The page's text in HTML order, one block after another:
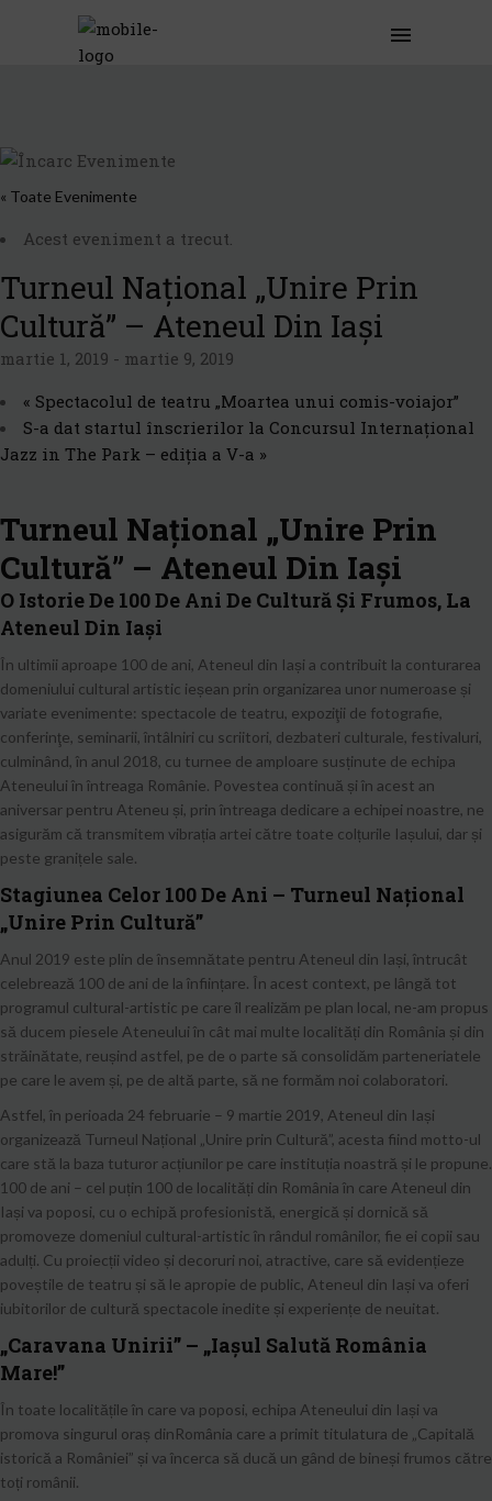
« Toate Evenimente
Acest eveniment a trecut.
Turneul Național „Unire Prin
Cultură” – Ateneul Din Iași
martie 1, 2019 - martie 9, 2019
« Spectacolul de teatru „Moartea unui comis-voiajor”
S-a dat startul înscrierilor la Concursul Internațional
Jazz in The Park – ediția a V-a »
Turneul Național „Unire Prin
Cultură” – Ateneul Din Iași
O Istorie De 100 De Ani De Cultură Și Frumos, La
Ateneul Din Iași
În ultimii aproape 100 de ani, Ateneul din Iași a contribuit la conturarea
domeniului cultural artistic ieșean prin organizarea unor numeroase și
variate evenimente: spectacole de teatru, expoziţii de fotografie,
conferinţe, seminarii, întâlniri cu scriitori, dezbateri culturale, festivaluri,
culminând, în anul 2018, cu turnee de amploare susținute de echipa
Ateneului în întreaga Românie. Povestea continuă și în acest an
aniversar pentru Ateneu și, prin întreaga dedicare a echipei noastre, ne
asigurăm că transmitem vibrația artei către toate colțurile Iașului, dar și
peste granițele sale.
Stagiunea Celor 100 De Ani – Turneul Național
„Unire Prin Cultură”
Anul 2019 este plin de însemnătate pentru Ateneul din Iași, întrucât
celebrează 100 de ani de la înființare. În acest context, pe lângă tot
programul cultural-artistic pe care îl realizăm pe plan local, ne-am propus
să ducem piesele Ateneului în cât mai multe localități din România și din
străinătate, reușind astfel, pe de o parte să consolidăm parteneriatele
pe care le avem și, pe de altă parte, să ne formăm noi colaboratori.
Astfel, în perioada 24 februarie – 9 martie 2019, Ateneul din Iași
organizează Turneul Național „Unire prin Cultură”, acesta fiind motto-ul
care stă la baza tuturor acțiunilor pe care instituția noastră și le propune.
100 de ani – cel puțin 100 de localități din România în care Ateneul din
Iași va poposi, cu o echipă profesionistă, energică și dornică să
promoveze domeniul cultural-artistic în rândul românilor, fie ei copii sau
adulți. Cu proiecții video și decoruri noi, atractive, care să evidențieze
poveștile de teatru și să le apropie de public, Ateneul din Iași va oferi
iubitorilor de cultură spectacole inedite și experiențe de neuitat.
„Caravana Unirii” – „Iașul Salută România
Mare!”
În toate localitățile în care va poposi, echipa Ateneului din Iași va
promova singurul oraș dinRomânia care a primit titulatura de „Capitală
istorică a României” și va încerca să ducă un gând de bineși frumos către
toți românii.